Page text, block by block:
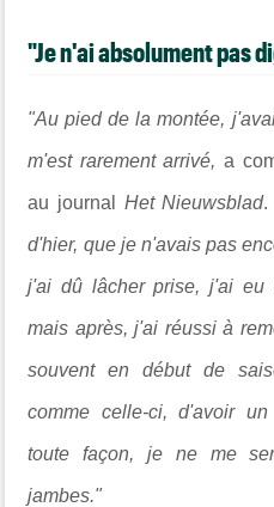
"Je n'ai absolument pas
"Au pied de la montée,
m'est rarement arrivé, a
au journal Het Nieuwsblad.
d'hier, que je n'avais pas
j'ai dû lâcher prise, j'ai eu
mais après, j'ai réussi à
souvent en début de
comme celle-ci, d'avoir
toute façon, je ne me
jambes."